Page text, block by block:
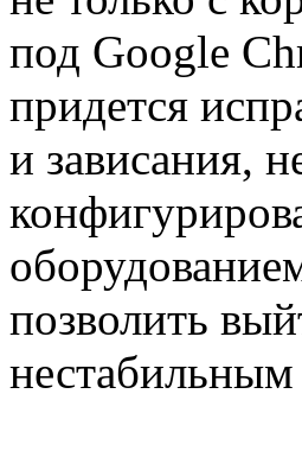
под Google
придется
и зависания,
позволить